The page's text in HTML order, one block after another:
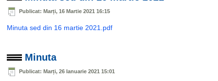
Publicat: Marți, 16 Martie 2021 16:15
Minuta sed din 16 martie 2021.pdf
Minuta
Publicat: Marți, 26 Ianuarie 2021 15:01